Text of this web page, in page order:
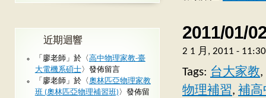
2011/01/
2 1 月, 2011 -
Tags: 台大家教,
物理補習, 補高
近期迴響
「 廖老師 」於〈 高中物理家教-臺
大電機系碩士〉發佈留言
「 廖老師 」於〈奧林匹亞物理家教
班 (奧林匹亞物理補習班) 〉發佈留